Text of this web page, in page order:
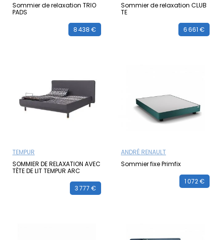
Sommier de relaxation TRIO
PADS
8 438 €
Sommier de relaxation CLUB
TE
6 661 €
TEMPUR
SOMMIER DE RELAXATION AVEC
TÊTE DE LIT TEMPUR ARC
3 777 €
ANDRÉ RENAULT
Sommier fixe Primfix
1 072 €